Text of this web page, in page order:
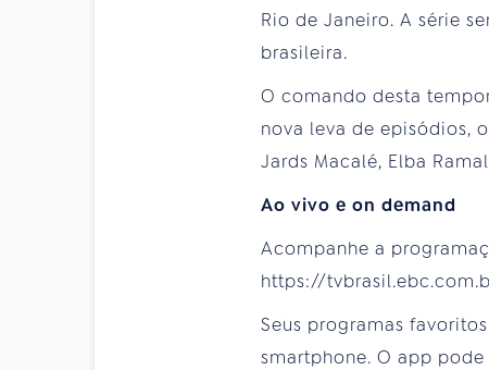
Rio de Janeiro. A série
brasileira.
O comando desta
nova leva de episódios,
Jards Macalé, Elba
Ao vivo e on demand
Acompanhe a
https://
Seus programas
smartphone. O app